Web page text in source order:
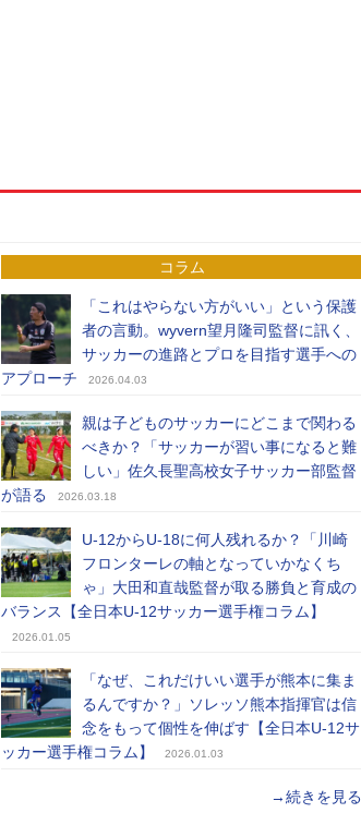
コラム
「これはやらない方がいい」という保護
者の言動。wyvern望月隆司監督に訊く、
サッカーの進路とプロを目指す選手への
アプローチ
2026.04.03
親は子どものサッカーにどこまで関わる
べきか？「サッカーが習い事になると難
しい」佐久長聖高校女子サッカー部監督
が語る
2026.03.18
U-12からU-18に何人残れるか？「川崎
フロンターレの軸となっていかなくち
ゃ」大田和直哉監督が取る勝負と育成の
バランス【全日本U-12サッカー選手権コラム】
2026.01.05
「なぜ、これだけいい選手が熊本に集ま
るんですか？」ソレッソ熊本指揮官は信
念をもって個性を伸ばす【全日本U-12サ
ッカー選手権コラム】
2026.01.03
→続きを見る